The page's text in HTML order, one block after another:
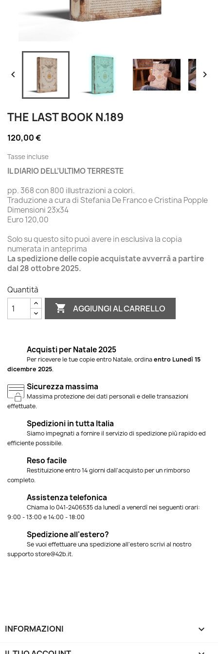
 
THE LAST BOOK N.189
120,00 €
Tasse incluse
IL DIARIO DELL’ULTIMO TERRESTE
pp. 368 con 800 illustrazioni a colori.
Traduzione a cura di Stefania De Franco e Cristina Popple
Dimensioni 23x34
Euro 120,00
Solo su questo sito puoi avere in esclusiva la copia
numerata in anteprima
La spedizione delle copie acquistate avverrà a partire
dal 28 ottobre 2025.
Quantità
 AGGIUNGI AL CARRELLO
Acquisti per Natale 2025
Per ricevere le tue copie entro Natale, ordinaentro Lunedì 15
dicembre 2025.
Sicurezza massima
Massima protezione dei dati personali e delle transazioni
effettuate.
Spedizioni in tutta Italia
Siamo impegnati a fornire il servizio di spedizione più rapido ed
efficiente possibile.
Reso facile
Restituizione entro 14 giorni dall'acquisto per un rimborso
completo.
Assistenza telefonica
Chiama lo 041-2406535 da lunedì a venerdì nei seguenti orari:
9:00 - 13:00 e 14:00 - 18:00
Spedizione all'estero?
Se vuoi effettuare una spedizione all'estero scrivi al nostro
supporto store@42b.it.
INFORMAZIONI 